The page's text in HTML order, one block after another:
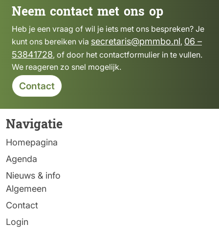
Neem contact met ons op
Heb je een vraag of wil je iets met ons bespreken? Je
kunt ons bereiken via secretaris@pmmbo.nl, 06 –
53841728, of door het contactformulier in te vullen.
We reageren zo snel mogelijk.
Contact
Navigatie
Homepagina
Agenda
Nieuws & info
Algemeen
Contact
Login